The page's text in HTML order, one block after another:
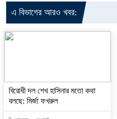
এ বিভাগের আরও খবর:
বিরোধী দল শেখ হাসিনার মতো কথা
বলছে: মির্জা ফখরুল